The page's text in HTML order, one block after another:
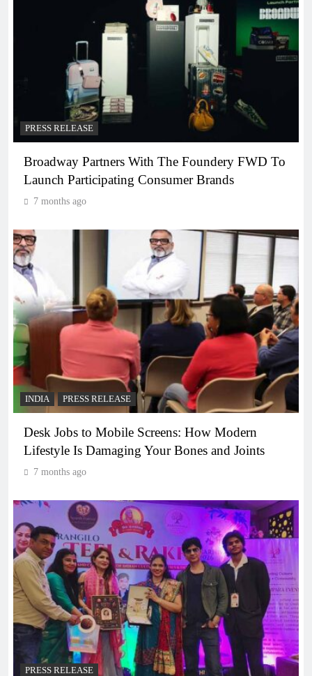
PRESS RELEASE
Broadway Partners With The Foundery FWD To
Launch Participating Consumer Brands
7 months ago
INDIA PRESS RELEASE
Desk Jobs to Mobile Screens: How Modern
Lifestyle Is Damaging Your Bones and Joints
7 months ago
PRESS RELEASE